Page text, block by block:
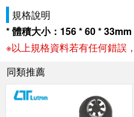
規格說明
* 體積大小：156 * 60 * 33mm
※以上規格資料若有任何錯誤
同類推薦